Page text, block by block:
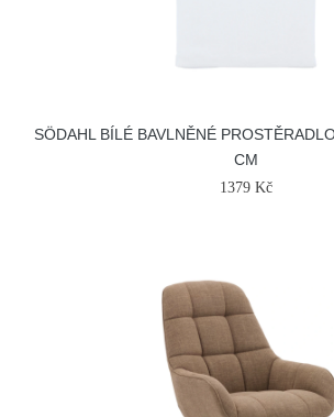
SÖDAHL BÍLÉ BAVLNĚNÉ
CM
1379 Kč